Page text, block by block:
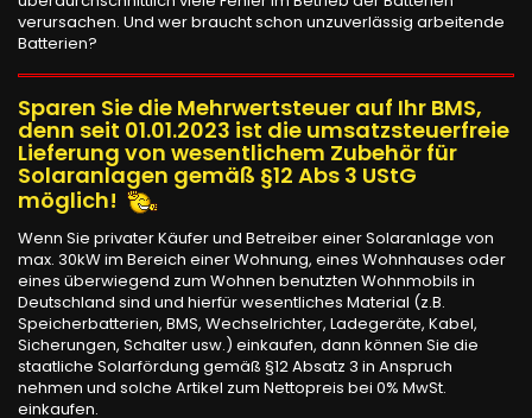
verursachen. Und wer braucht schon unzuverlässig arbeitende
Batterien?
Sparen Sie die Mehrwertsteuer auf Ihr BMS,
denn seit 01.01.2023 ist die umsatzsteuerfreie
Lieferung von wesentlichem Zubehör für
Solaranlagen gemäß §12 Abs 3 UStG
möglich!
Wenn Sie privater Käufer und Betreiber einer Solaranlage von
max. 30kW im Bereich einer Wohnung, eines Wohnhauses oder
eines überwiegend zum Wohnen benutzten Wohnmobils in
Deutschland sind und hierfür wesentliches Material (z.B.
Speicherbatterien, BMS, Wechselrichter, Ladegeräte, Kabel,
Sicherungen, Schalter usw.) einkaufen, dann können Sie die
staatliche Solarfördung gemäß §12 Absatz 3 in Anspruch
nehmen und solche Artikel zum Nettopreis bei 0% MwSt.
einkaufen.